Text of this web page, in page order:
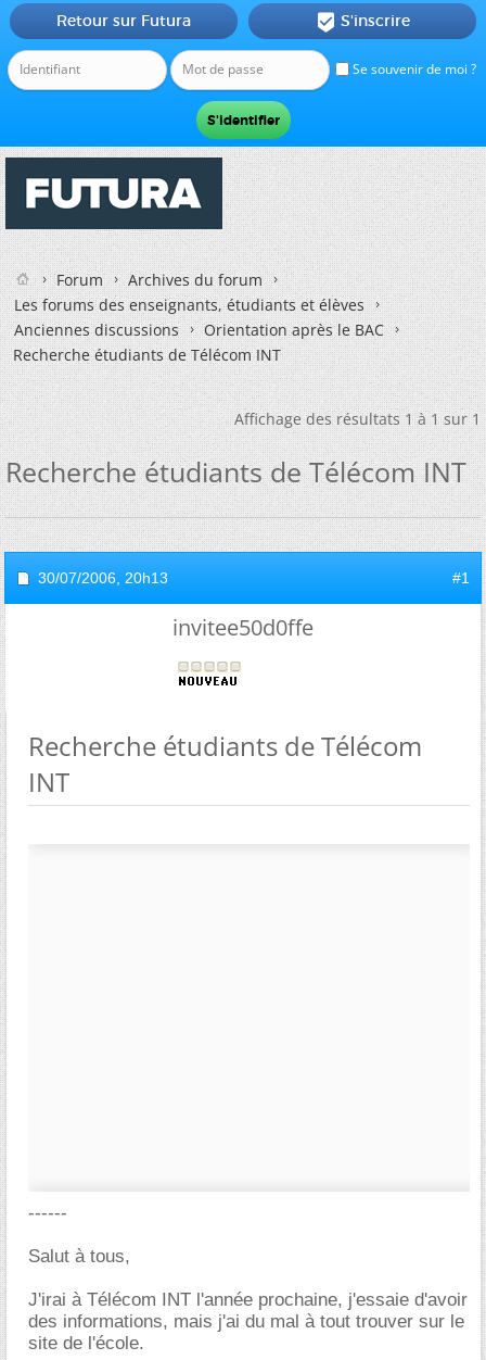
Se souvenir de moi ?
Retour sur Futura  S'inscrire
Forum
Archives du forum
Les forums des enseignants, étudiants et élèves
Anciennes discussions
Orientation après le BAC
Recherche étudiants de Télécom INT
Affichage des résultats 1 à 1 sur 1
Recherche étudiants de Télécom INT
30/07/2006, 20h13 #1
invitee50d0ffe
Recherche étudiants de Télécom
INT
------
Salut à tous,
J'irai à Télécom INT l'année prochaine, j'essaie d'avoir
des informations, mais j'ai du mal à tout trouver sur le
site de l'école.